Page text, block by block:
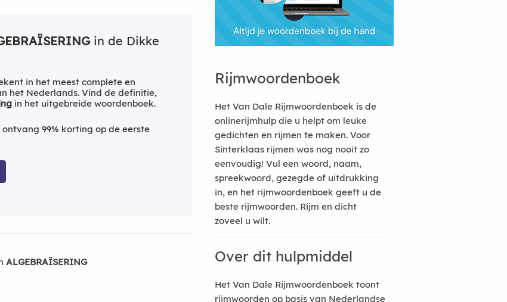
in de Dikke
in het meest complete en
het Nederlands. Vind de definitie,
in het uitgebreide woordenboek.
99% korting op de eerste
ALGEBRAÏSERING
Rijmwoordenboek
Het Van Dale Rijmwoordenboek is de
onlinerijmhulp die u helpt om leuke
gedichten en rijmen te maken. Voor
Sinterklaas rijmen was nog nooit zo
eenvoudig! Vul een woord, naam,
spreekwoord, gezegde of uitdrukking
in, en het rijmwoordenboek geeft u de
beste rijmwoorden. Rijm en dicht
zoveel u wilt.
Over dit hulpmiddel
Het Van Dale Rijmwoordenboek toont
rijmwoorden op basis van Nederlandse